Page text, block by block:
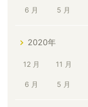
6 月 5 月
2020年
12 月 11 月
6 月 5 月